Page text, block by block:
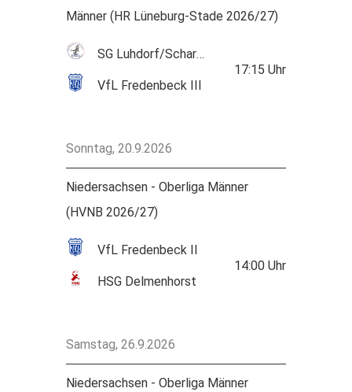
Männer (HR Lüneburg-Stade 2026/27)
SG Luhdorf/Scharmbeck
VfL Fredenbeck III
17:15 Uhr
Sonntag, 20.9.2026
Niedersachsen - Oberliga Männer
(HVNB 2026/27)
VfL Fredenbeck II
HSG Delmenhorst
14:00Uhr
Samstag, 26.9.2026
Niedersachsen - Oberliga Männer